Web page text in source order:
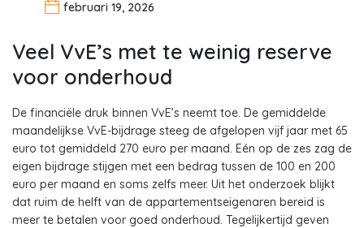
februari 19, 2026
Veel VvE’s met te weinig reserve
voor onderhoud
De financiële druk binnen VvE’s neemt toe. De gemiddelde
maandelijkse VvE-bijdrage steeg de afgelopen vijf jaar met 65
euro tot gemiddeld 270 euro per maand. Eén op de zes zag de
eigen bijdrage stijgen met een bedrag tussen de 100 en 200
euro per maand en soms zelfs meer. Uit het onderzoek blijkt
dat ruim de helft van de appartementseigenaren bereid is
meer te betalen voor goed onderhoud. Tegelijkertijd geven